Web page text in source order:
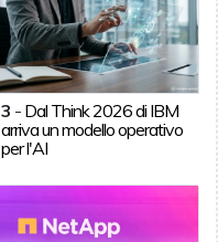
3 - Dal Think 2026 di IBM
arriva un modello operativo
per l'AI